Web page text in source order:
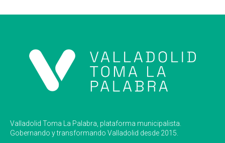
Valladolid Toma La Palabra, plataforma municipalista.
Gobernando y transformando Valladolid desde 2015.